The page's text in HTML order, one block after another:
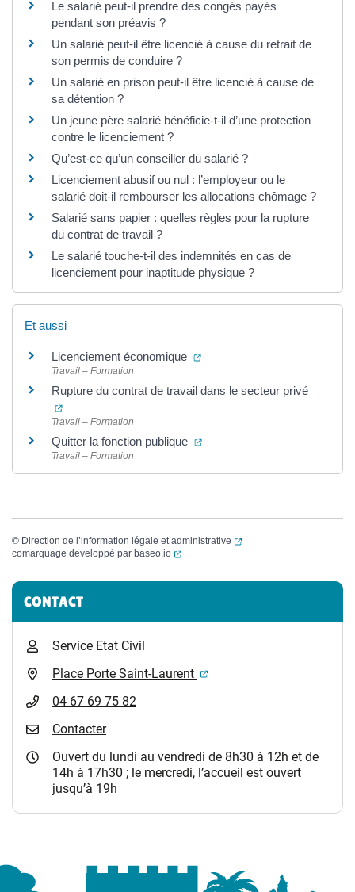
Le salarié peut-il prendre des congés payés
pendant son préavis ?
Un salarié peut-il être licencié à cause du retrait de
son permis de conduire ?
Un salarié en prison peut-il être licencié à cause de
sa détention ?
Un jeune père salarié bénéficie-t-il d’une protection
contre le licenciement ?
Qu’est-ce qu’un conseiller du salarié ?
Licenciement abusif ou nul : l’employeur ou le
salarié doit-il rembourser les allocations chômage ?
Salarié sans papier : quelles règles pour la rupture
du contrat de travail ?
Le salarié touche-t-il des indemnités en cas de
licenciement pour inaptitude physique ?
Et aussi
Licenciement économique (ouverture dans un nouvel
Travail – Formation
Rupture du contrat de travail dans le secteur privé
(ouverture dans un nouvel onglet)
Travail – Formation
Quitter la fonction publique (ouverture dans un nouvel
Travail – Formation
© Direction de l’information légale et administrative
(ouverture dans un
comarquage developpé par baseo.io (ouverture dans un nouvel onglet)
Informations complémentaires
CONTACT
Service Etat Civil
Place Porte Saint-Laurent
(ouverture dans un
04 67 69 75 82
Contacter
Ouvert du lundi au vendredi de 8h30 à 12h et de
14h à 17h30 ; le mercredi, l’accueil est ouvert
jusqu’à 19h